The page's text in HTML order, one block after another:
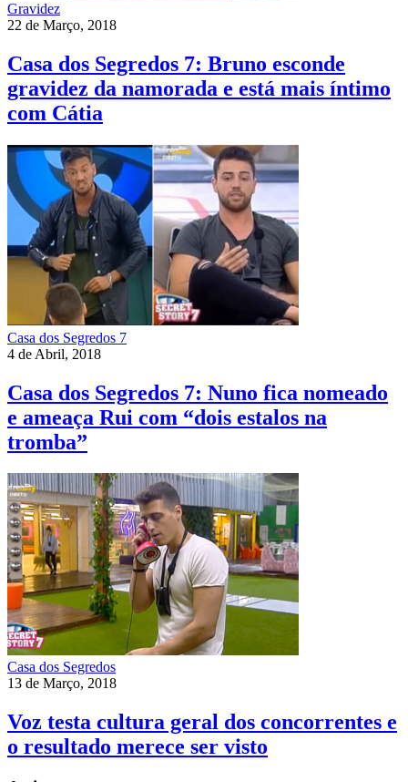
Gravidez
22 de Março, 2018
Casa dos Segredos 7: Bruno esconde
gravidez da namorada e está mais íntimo
com Cátia
Casa dos Segredos 7
4 de Abril, 2018
Casa dos Segredos 7: Nuno fica nomeado
e ameaça Rui com “dois estalos na
tromba”
Casa dos Segredos
13 de Março, 2018
Voz testa cultura geral dos concorrentes e
o resultado merece ser visto